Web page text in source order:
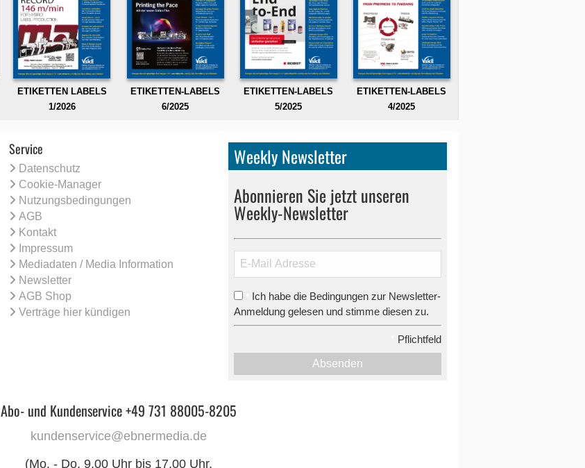
ETIKETTEN LABELS
1/2026
ETIKETTEN-LABELS
6/2025
ETIKETTEN-LABELS
5/2025
ETIKETTEN-LABELS
4/2025
Service
Datenschutz
Cookie-Manager
Nutzungsbedingungen
AGB
Kontakt
Impressum
Mediadaten / Media Information
Newsletter
AGB Shop
Verträge hier kündigen
Weekly Newsletter
Abonnieren Sie jetzt unseren
Weekly-Newsletter
Ich habe die Bedingungen zur Newsletter-
Anmeldung gelesen und stimme diesen zu.
Pflichtfeld
Absenden
Abo- und Kundenservice +49 731 88005-8205
kundenservice@ebnermedia.de
(Mo. - Do. 9.00 Uhr bis 17.00 Uhr,